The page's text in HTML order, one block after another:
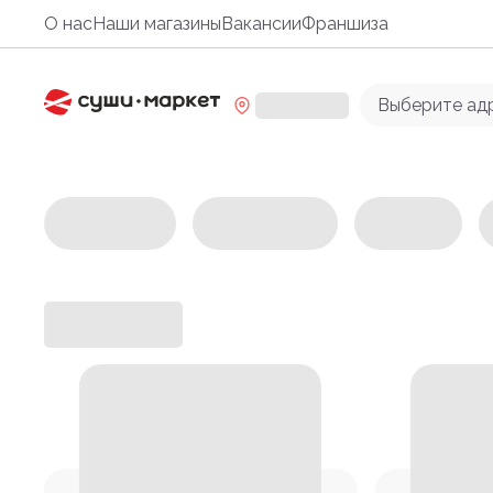
О насНаши магазиныВакансииФраншиза
Выберите